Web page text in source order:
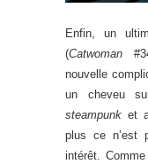
Enfin, un
(Catwoman
nouvelle
un cheveu
steampunk et
plus ce n’est
intérêt.